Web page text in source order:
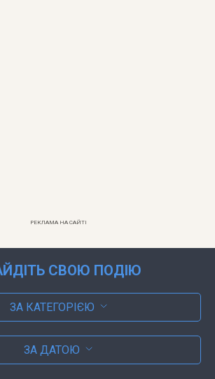
РЕКЛАМА НА САЙТІ
СВОЮ ПОДІЮ
ЗА КАТЕГОРІЄЮ
ЗА ДАТОЮ